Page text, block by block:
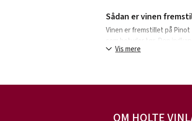
Sådan er vinen
Vinen er fremstillet på Pinot
som betyder tør. Den
omhyggeligt er skabt fra
Chatelin Pere & Fils er en
mousserende vine af høj
Vis mere